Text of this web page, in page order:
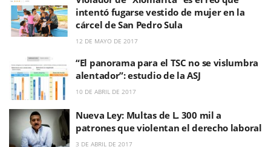
intentó fugarse vestido de mujer en la
cárcel de San Pedro Sula
12 DE MAYO DE 2017
“El panorama para el TSC no se vislumbra
alentador”: estudio de la ASJ
10 DE ABRIL DE 2017
Nueva Ley: Multas de L. 300 mil a
patrones que violentan el derecho laboral
3 DE ABRIL DE 2017